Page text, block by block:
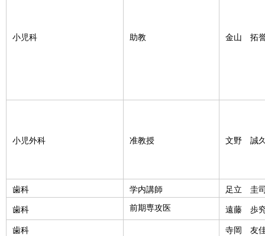
小児科 助教 金山 拓
小児外科 准教授 文野 誠
歯科 学内講師 足立 圭
歯科 前期専攻医 遠藤 歩
歯科 寺岡 友